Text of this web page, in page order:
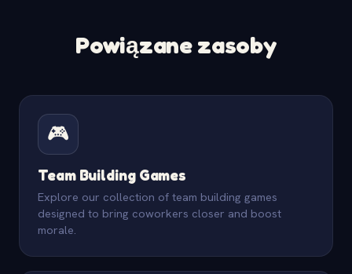
Powiązane zasoby
🎮
Team Building Games
Explore our collection of team building games
designed to bring coworkers closer and boost
morale.